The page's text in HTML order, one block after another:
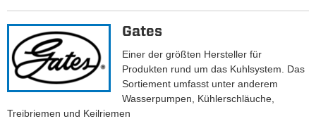
Gates
Einer der größten Hersteller für
Produkten rund um das Kuhlsystem. Das
Sortiement umfasst unter anderem
Wasserpumpen, Kühlerschläuche,
Treibriemen und Keilriemen